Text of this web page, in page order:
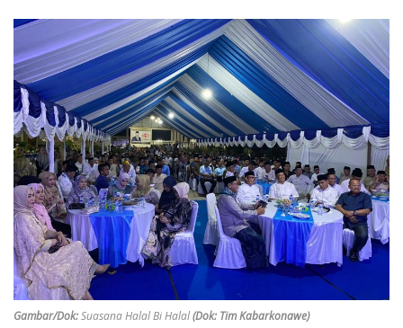
Gambar/Dok:Suasana Halal Bi Halal(Dok: Tim Kabarkonawe)